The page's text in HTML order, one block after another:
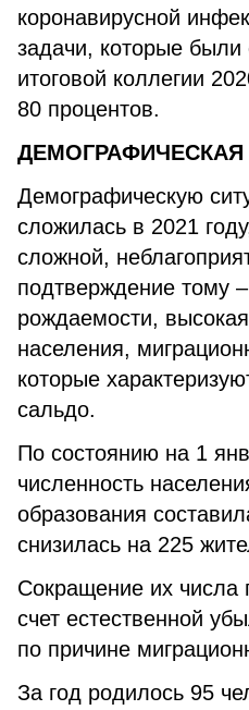
коронавирусной
задачи, которые были
итоговой коллегии
80 процентов.
ДЕМОГРАФИЧЕСКАЯ
Демографическую
сложилась в 2021
сложной,
подтверждение тому
рождаемости,
населения,
которые
сальдо.
По состоянию на 1
численность
образования
снизилась на 225
Сокращение их числа
счет естественной
по причине
За год родилось 95